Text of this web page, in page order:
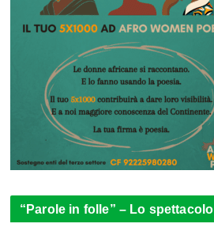
“Parole in folle” – Lo spettacolo